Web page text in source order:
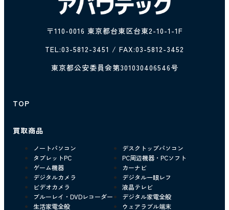
〒110-0016 東京都台東区台東2-10-1-1F
TEL:03-5812-3451 / FAX:03-5812-3452
東京都公安委員会第301030406546号
TOP
買取商品
ノートパソコン
デスクトップパソコン
タブレットPC
PC周辺機器・PCソフト
ゲーム機器
カーナビ
デジタルカメラ
デジタル一眼レフ
ビデオカメラ
液晶テレビ
ブルーレイ・DVDレコーダー
デジタル家電全般
生活家電全般
ウェアラブル端末